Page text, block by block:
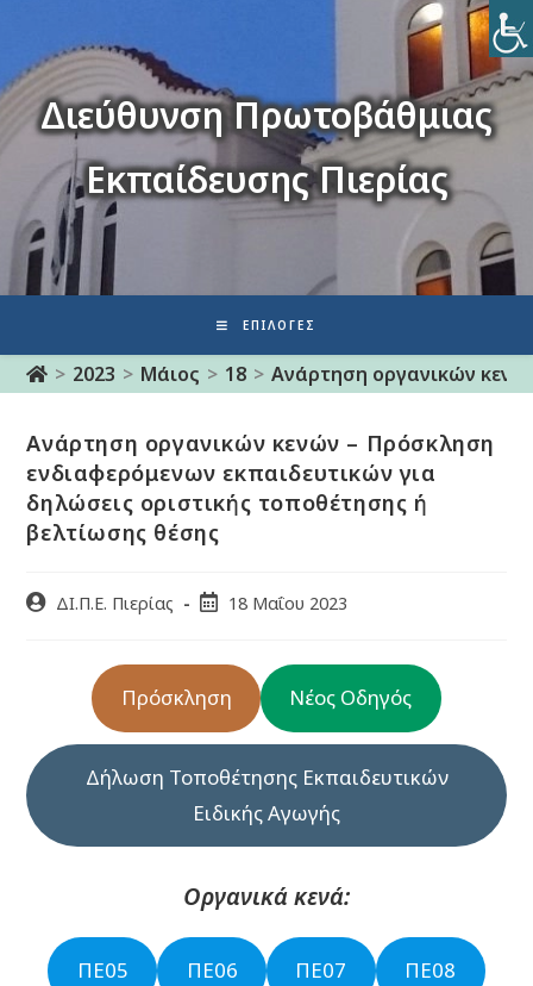
Διεύθυνση Πρωτοβάθμιας
Εκπαίδευσης Πιερίας
ΕΠΙΛΟΓΈΣ
> 2023 > Μάιος > 18 > Ανάρτηση οργανικών
Ανάρτηση οργανικών κενών – Πρόσκληση
ενδιαφερόμενων εκπαιδευτικών για
δηλώσεις οριστικής τοποθέτησης ή
βελτίωσης θέσης
ΔΙ.Π.Ε. Πιερίας 18 Μαΐου 2023
Πρόσκληση Νέος Οδηγός
Δήλωση Τοποθέτησης Εκπαιδευτικών
Ειδικής Αγωγής
Οργανικά κενά:
ΠΕ05 ΠΕ06 ΠΕ07 ΠΕ08